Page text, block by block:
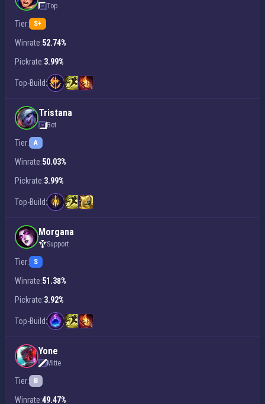
Top
Tier: S+
Winrate:52.74%
Pickrate:3.99%
Top-Build:
Tristana
Bot
Tier: A
Winrate:50.03%
Pickrate:3.99%
Top-Build:
Morgana
Support
Tier: S
Winrate:51.38%
Pickrate:3.92%
Top-Build:
Yone
Mitte
Tier: B
Winrate:49.47%